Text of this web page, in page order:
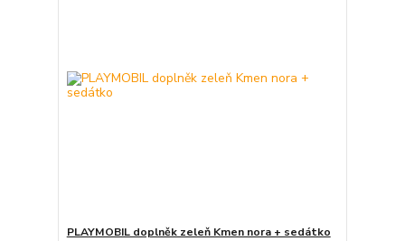
PLAYMOBIL doplněk zeleň Kmen nora + sedátko